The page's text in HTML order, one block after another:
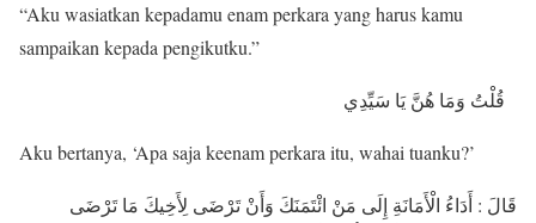
“Aku wasiatkan kepadamu enam perkara yang harus kamu
sampaikan kepada pengikutku.”
Aku bertanya, ‘Apa saja keenam perkara itu, wahai tuanku?’
قَالَ : أَدَاءُ الْأَمَانَةِ إِلَى مَنْ ائْتَمَنَكَ وَأَنْ تَرْضَى لِأَخِيكَ مَا تَرْضَى